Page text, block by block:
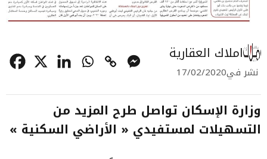
املاك العقارية
نشر في17/02/2020
وزارة الإسكان تواصل طرح المزيد من
التسهيلات لمستفيدي « الأراضي السكنية »